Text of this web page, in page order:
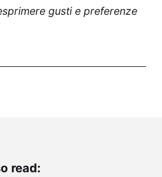
gusti e preferenze
read: